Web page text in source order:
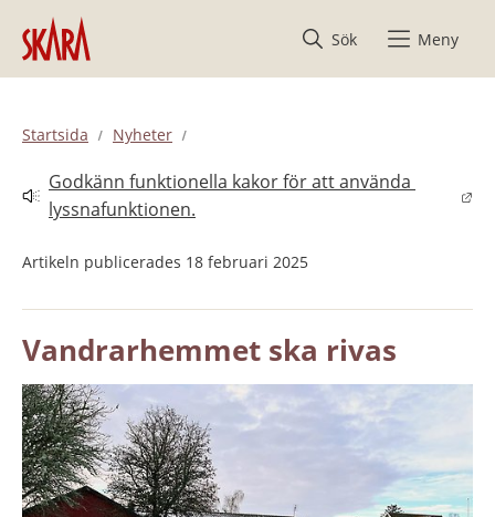
Hoppa till innehåll
Sök
Meny
Startsida Nyheter
Godkänn funktionella kakor för att använda
lyssnafunktionen.
Länk till annan webbplats.
Artikeln publicerades 18 februari 2025
Vandrarhemmet ska rivas